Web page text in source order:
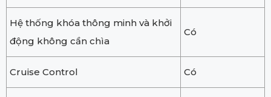
Hệ thống khóa thông minh và khởi
động không cần chìa
Có
Cruise Control Có